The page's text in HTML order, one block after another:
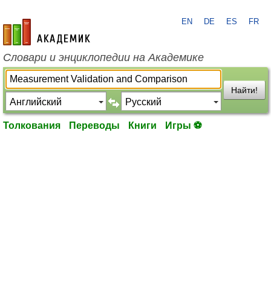
academic.ru
EN DE ES FR
Словари и энциклопедии на Академике
Найти!
Толкования Переводы Книги Игры ⚽